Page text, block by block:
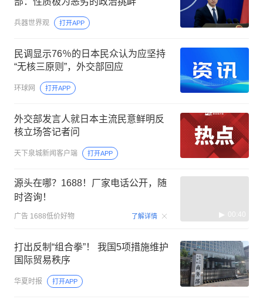
兵器世界观 打开APP
民调显示76％的日本民众认为应坚持
“无核三原则”，外交部回应
环球网 打开APP
外交部发言人就日本主流民意鲜明反
核立场答记者问
天下泉城新闻客户端 打开APP
源头在哪？1688！厂家电话公开，随
时咨询！
广告 1688低价好物 了解详情 00:40
打出反制“组合拳”！ 我国5项措施维护
国际贸易秩序
华夏时报 打开APP